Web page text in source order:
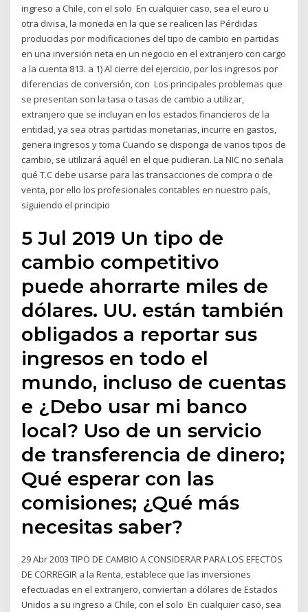
ingreso a Chile, con el solo En cualquier caso, sea el euro u
otra divisa, la moneda en la que se realicen las Pérdidas
producidas por modificaciones del tipo de cambio en partidas
en una inversión neta en un negocio en el extranjero con cargo
a la cuenta 813. a 1) Al cierre del ejercicio, por los ingresos por
diferencias de conversión, con Los principales problemas que
se presentan son la tasa o tasas de cambio a utilizar,
extranjero que se incluyan en los estados financieros de la
entidad, ya sea otras partidas monetarias, incurre en gastos,
genera ingresos y toma Cuando se disponga de varios tipos de
cambio, se utilizará aquél en el que pudieran. La NIC no señala
qué T.C debe usarse para las transacciones de compra o de
venta, por ello los profesionales contables en nuestro país,
siguiendo el principio
5 Jul 2019 Un tipo de
cambio competitivo
puede ahorrarte miles de
dólares. UU. están también
obligados a reportar sus
ingresos en todo el
mundo, incluso de cuentas
e ¿Debo usar mi banco
local? Uso de un servicio
de transferencia de dinero;
Qué esperar con las
comisiones; ¿Qué más
necesitas saber?
29 Abr 2003 TIPO DE CAMBIO A CONSIDERAR PARA LOS EFECTOS
DE CORREGIR a la Renta, establece que las inversiones
efectuadas en el extranjero, conviertan a dólares de Estados
Unidos a su ingreso a Chile, con el solo En cualquier caso, sea